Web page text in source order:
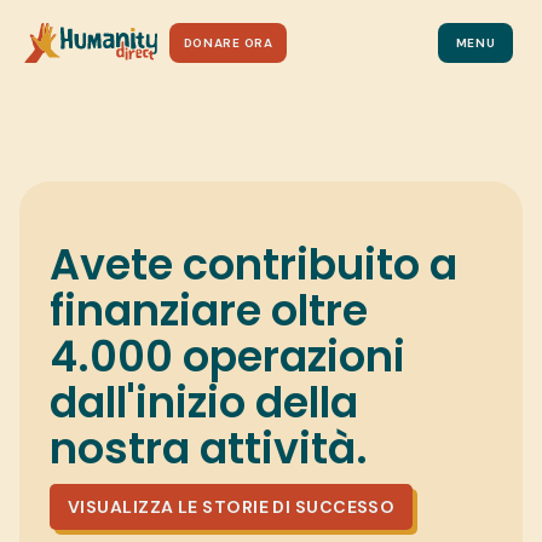
DONARE ORA MENU
Avete contribuito a
finanziare oltre
4.000 operazioni
dall'inizio della
nostra attività.
VISUALIZZA LE STORIE DI SUCCESSO